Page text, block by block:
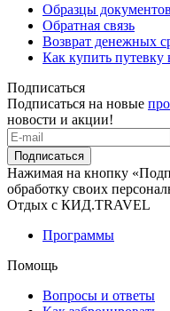
Образцы документов
Обратная связь
Возврат денежных
Как купить путевку
Подписаться
Подписаться на новые
новости и акции!
Подписаться
Нажимая на кнопку
обработку своих
Отдых с КИД.TRAVEL
Программы
Помощь
Вопросы и ответы